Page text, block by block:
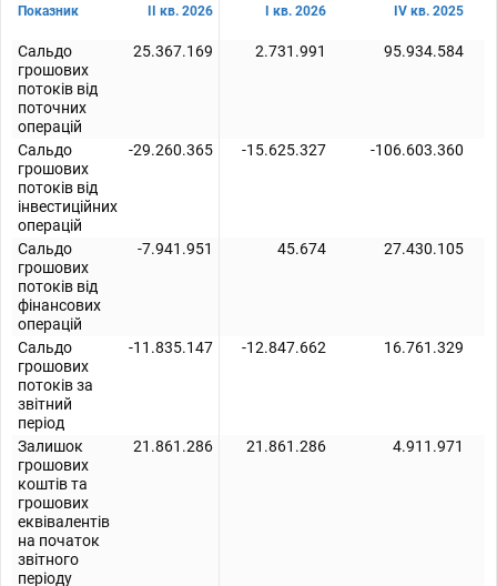
Показник II кв. 2026 I кв. 2026 IV кв. 2025
Сальдо
грошових
потоків від
поточних
операцій
25.367.169 2.731.991 95.934.584
Сальдо
грошових
потоків від
інвестиційних
операцій
-29.260.365 -15.625.327 -106.603.360
Сальдо
грошових
потоків від
фінансових
операцій
-7.941.951 45.674 27.430.105
Сальдо
грошових
потоків за
звітний
період
-11.835.147 -12.847.662 16.761.329
Залишок
грошових
коштів та
грошових
еквівалентів
на початок
звітного
періоду
21.861.286 21.861.286 4.911.971